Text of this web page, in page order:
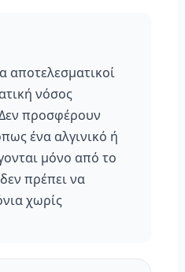
αποτελεσματικοί
νόσος
προσφέρουν
ένα αλγινικό ή
μόνο από το
πρέπει να
χωρίς